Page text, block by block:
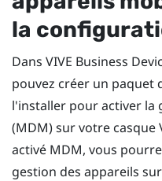
la
Dans VIVE Business
pouvez créer un
l'installer pour activer la
(MDM) sur votre casque
activé MDM, vous
gestion des appareils